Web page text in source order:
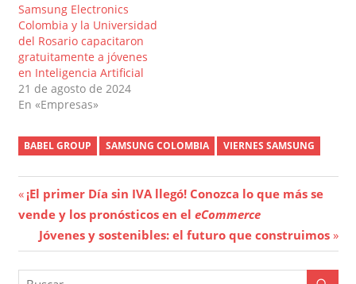
Samsung Electronics
Colombia y la Universidad
del Rosario capacitaron
gratuitamente a jóvenes
en Inteligencia Artificial
21 de agosto de 2024
En «Empresas»
BABEL GROUP SAMSUNG COLOMBIA VIERNES SAMSUNG
Navegación
de
entradas
Entrada
anterior:
¡El primer Día sin IVA llegó! Conozca lo que más se
vende y los pronósticos en el eCommerce
Entrada
siguiente:
Jóvenes y sostenibles: el futuro que construimos